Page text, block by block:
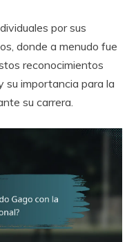
por sus
donde a menudo fue
reconocimientos
su importancia para la
su carrera.